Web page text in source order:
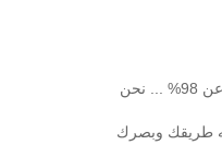
طريقك وبصرك